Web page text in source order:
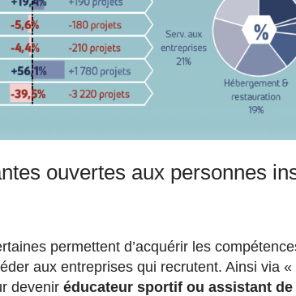
ouvertes aux personnes
permettent d’acquérir les
aux entreprises qui recrutent. Ainsi via «
devenir éducateur sportif ou assistant de